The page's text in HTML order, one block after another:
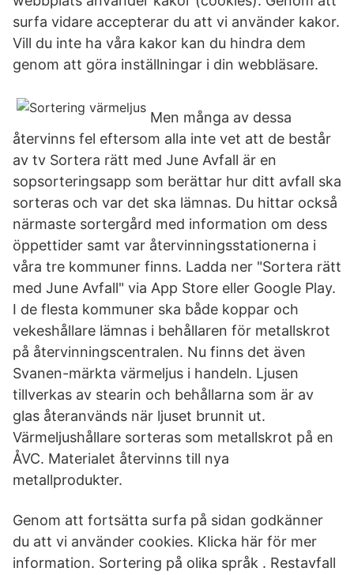
surfa vidare accepterar du att vi använder kakor.
Vill du inte ha våra kakor kan du hindra dem
genom att göra inställningar i din webbläsare.
Men många av dessa
återvinns fel eftersom alla inte vet att de består
av tv Sortera rätt med June Avfall är en
sopsorteringsapp som berättar hur ditt avfall ska
sorteras och var det ska lämnas. Du hittar också
närmaste sortergård med information om dess
öppettider samt var återvinningsstationerna i
våra tre kommuner finns. Ladda ner "Sortera rätt
med June Avfall" via App Store eller Google Play.
I de flesta kommuner ska både koppar och
vekeshållare lämnas i behållaren för metallskrot
på återvinningscentralen. Nu finns det även
Svanen-märkta värmeljus i handeln. Ljusen
tillverkas av stearin och behållarna som är av
glas återanvänds när ljuset brunnit ut.
Värmeljushållare sorteras som metallskrot på en
ÅVC. Materialet återvinns till nya
metallprodukter.
Genom att fortsätta surfa på sidan godkänner
du att vi använder cookies. Klicka här för mer
information. Sortering på olika språk . Restavfall